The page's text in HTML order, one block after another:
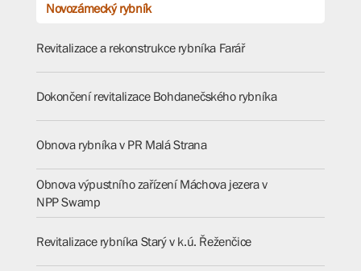
Novozámecký rybník
Revitalizace a rekonstrukce rybníka Farář
Dokončení revitalizace Bohdanečského rybníka
Obnova rybníka v PR Malá Strana
Obnova výpustního zařízení Máchova jezera v
NPP Swamp
Revitalizace rybníka Starý v k.ú. Řeženčice